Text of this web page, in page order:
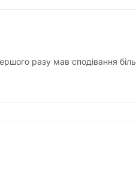
разу мав сподівання